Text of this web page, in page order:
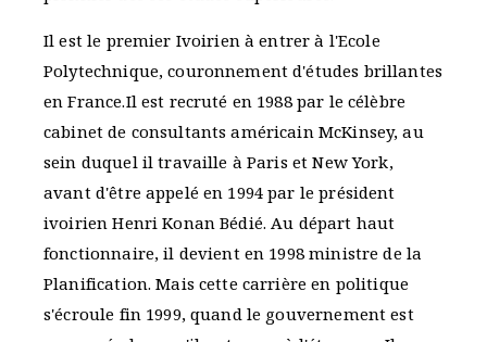
Il est le premier Ivoirien à entrer à l'Ecole
Polytechnique, couronnement d'études brillantes
en France.Il est recruté en 1988 par le célèbre
cabinet de consultants américain McKinsey, au
sein duquel il travaille à Paris et New York,
avant d'être appelé en 1994 par le président
ivoirien Henri Konan Bédié. Au départ haut
fonctionnaire, il devient en 1998 ministre de la
Planification. Mais cette carrière en politique
s'écroule fin 1999, quand le gouvernement est